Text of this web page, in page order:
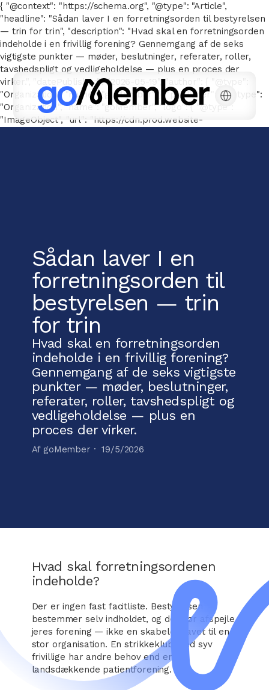
{ "@context": "https://schema.org", "@type": "Article",
"headline": "Sådan laver I en forretningsorden til bestyrelsen
— trin for trin", "description": "Hvad skal en forretningsorden
indeholde i en frivillig forening? Gennemgang af de seks
vigtigste punkter — møder, beslutninger, referater, roller,
tavshedspligt og vedligeholdelse — plus en proces der
virker.", "datePublished": "2026-05-19", "author": { "@type":
"Organization", "name": "goMember" }, "publisher": { "@type":
"Organization", "name": "goMember", "logo": { "@type":
"ImageObject", "url": "https://cdn.prod.website-
Sådan laver I en
forretningsorden til
bestyrelsen — trin
for trin
Hvad skal en forretningsorden
indeholde i en frivillig forening?
Gennemgang af de seks vigtigste
punkter — møder, beslutninger,
referater, roller, tavshedspligt og
vedligeholdelse — plus en
proces der virker.
Af goMember ·19/5/2026
Hvad skal forretningsordenen
indeholde?
Der er ingen fast facitliste. Bestyrelsen
bestemmer selv indholdet, og det bør afspejle
jeres forening — ikke en skabelon lavet til en
stor organisation. En strikkeklub med syv
frivillige har andre behov end en
landsdækkende patientforening.